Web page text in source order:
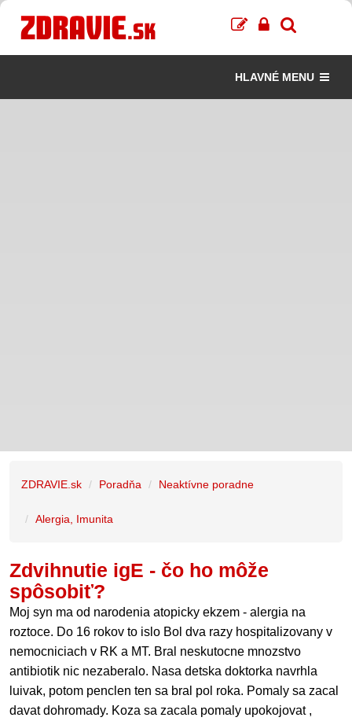
HLAVNÉ MENU
ZDRAVIE.sk Poradňa Neaktívne poradne
Alergia, Imunita
Zdvihnutie igE - čo ho môže
spôsobiť?
Moj syn ma od narodenia atopicky ekzem - alergia na
roztoce. Do 16 rokov to islo Bol dva razy hospitalizovany v
nemocniciach v RK a MT. Bral neskutocne mnozstvo
antibiotik nic nezaberalo. Nasa detska doktorka navrhla
luivak, potom penclen ten sa bral pol roka. Pomaly sa zacal
davat dohromady. Koza sa zacala pomaly upokojovat ,